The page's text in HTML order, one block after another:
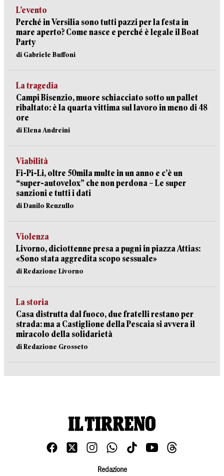
L’evento
Perché in Versilia sono tutti pazzi per la festa in
mare aperto? Come nasce e perché è legale il Boat
Party
di Gabriele Buffoni
La tragedia
Campi Bisenzio, muore schiacciato sotto un pallet
ribaltato: è la quarta vittima sul lavoro in meno di 48
ore
di Elena Andreini
Viabilità
Fi-Pi-Li, oltre 50mila multe in un anno e c’è un
“super-autovelox” che non perdona – Le super
sanzioni e tutti i dati
di Danilo Renzullo
Violenza
Livorno, diciottenne presa a pugni in piazza Attias:
«Sono stata aggredita scopo sessuale»
di Redazione Livorno
La storia
Casa distrutta dal fuoco, due fratelli restano per
strada: ma a Castiglione della Pescaia si avvera il
miracolo della solidarietà
di Redazione Grosseto
Redazione